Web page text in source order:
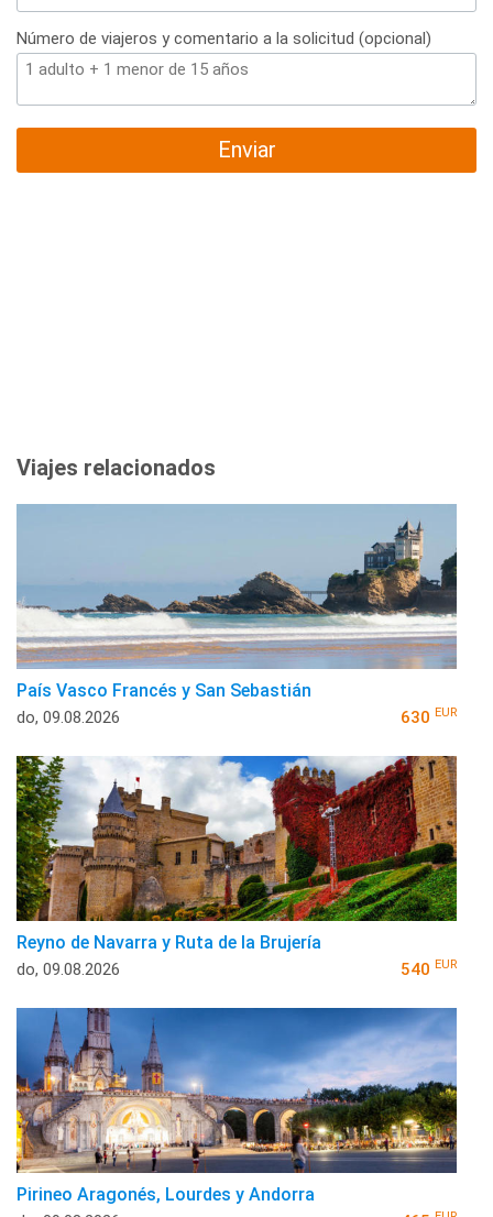
Número de viajeros y comentario a la solicitud (opcional)
Enviar
Viajes relacionados
País Vasco Francés y San Sebastián
do, 09.08.2026 630 EUR
Reyno de Navarra y Ruta de la Brujería
do, 09.08.2026 540 EUR
Pirineo Aragonés, Lourdes y Andorra